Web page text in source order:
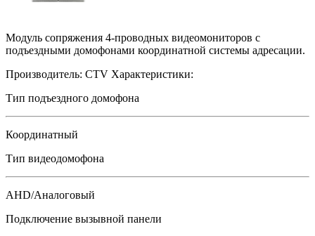
Модуль сопряжения 4-проводных видеомониторов с
подъездными домофонами координатной системы адресации.
Производитель: CTV Характеристики:
Тип подъездного домофона
Координатный
Тип видеодомофона
AHD/Аналоговый
Подключение вызывной панели